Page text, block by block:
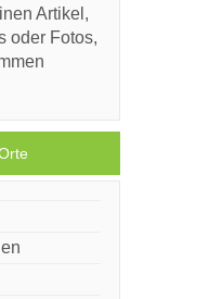
Artikel,
oder Fotos,